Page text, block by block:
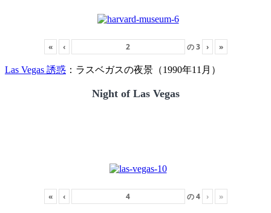
« ‹ の3 › »
Las Vegas 誘惑 ：ラスベガスの夜景（1990年11月）
Night of Las Vegas
« ‹ の4 › »